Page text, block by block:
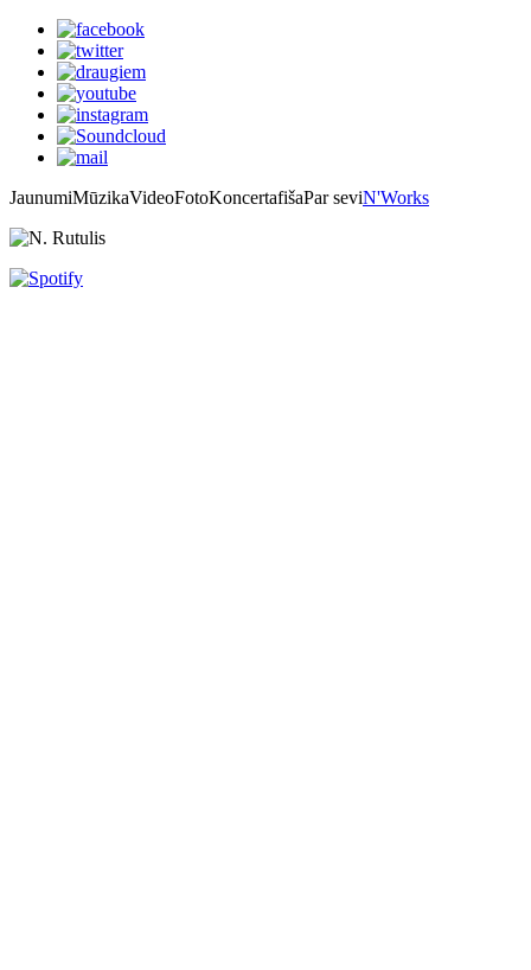
JaunumiMūzikaVideoFotoKoncertafišaPar seviN'Works